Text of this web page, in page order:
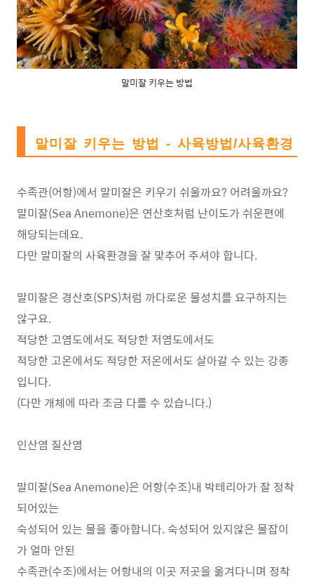
말미잘 키우는 방법
말미잘 키우는 방법 - 사육방법/사육환경
수족관(어항)에서 말미잘은 키우기 쉬울까요? 어려울까요?
말미잘(Sea Anemone)은 연산호처럼 난이도가 쉬운편에
해당되는데요.
다만 말미잘의 사육환경을 잘 맟추어 주셔야 합니다.
말미잘은 경산호(SPS)처럼 까다로운 물성치를 요구하지는
않구요.
적당한 고염도에서도 적당한 저염도에서도
적당한 고온에서도 적당한 저온에서도 살아갈 수 있는 강종
입니다.
(다만 개체에 따라 조금 다를 수 있습니다.)
인산염 질산염
말미잘(Sea Anemone)은 어항(수조)내 박테리아가 잘 정착
되어있는
숙성되어 있는 물을 좋아합니다. 숙성되어 있지않은 물잡이
가 얼마 안된
수족관(수조)에서는 어항내의 이곳 저곳을 옮겨다니며 정착